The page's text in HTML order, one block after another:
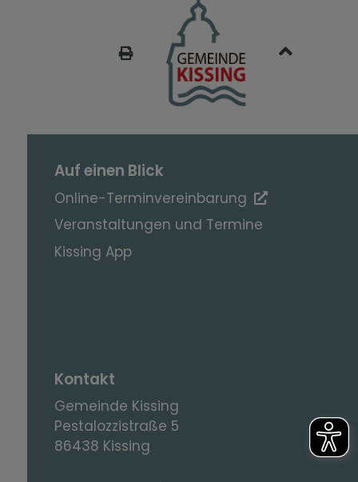
Auf einen Blick
Online-Terminvereinbarung
Veranstaltungen und Termine
Kissing App
Kontakt
Gemeinde Kissing
Pestalozzistraße 5
86438 Kissing